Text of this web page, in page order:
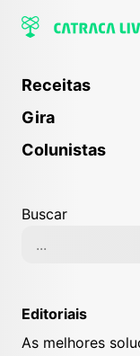
Receitas
Gira
Colunistas
Buscar
Editoriais
As melhores